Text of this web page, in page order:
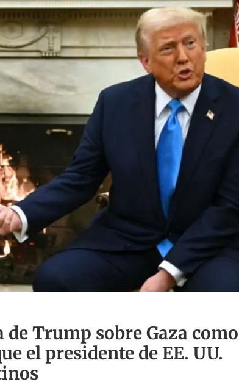
Trump sobre Gaza como
el presidente de EE. UU.